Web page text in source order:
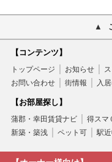
【コンテンツ】
トップページ お知らせ
お問い合わせ
街情報 入
【お部屋探し】
蒲郡・幸田賃貸ナビ 得スマ
新築・築浅
ペット可 駅